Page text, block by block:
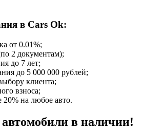
в Cars Ok:
от 0.01%;
2 документам);
до 7 лет;
до 5 000 000 рублей;
клиента;
взноса;
20% на любое авто.
в наличии!